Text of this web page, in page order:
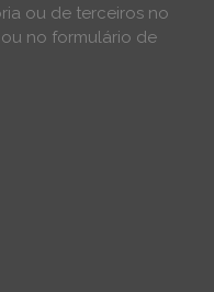
ou de terceiros no
ou no formulário de